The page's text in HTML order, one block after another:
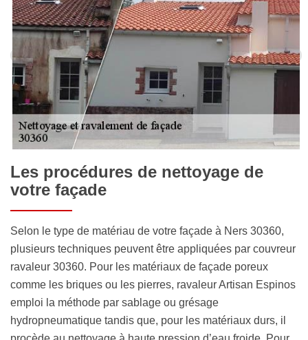
Les procédures de nettoyage de
votre façade
Selon le type de matériau de votre façade à Ners 30360,
plusieurs techniques peuvent être appliquées par couvreur
ravaleur 30360. Pour les matériaux de façade poreux
comme les briques ou les pierres, ravaleur Artisan Espinos
emploi la méthode par sablage ou grésage
hydropneumatique tandis que, pour les matériaux durs, il